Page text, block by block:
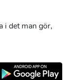
i det man gör,